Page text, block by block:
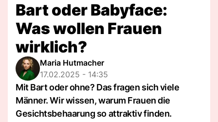
Bart oder Babyface:
Was wollen Frauen
wirklich?
Maria Hutmacher
17.02.2025 - 14:35
Mit Bart oder ohne? Das fragen sich viele
Männer. Wir wissen, warum Frauen die
Gesichtsbehaarung so attraktiv finden.